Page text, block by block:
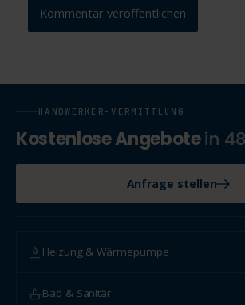
HANDWERKER-VERMITTLUNG
Kostenlose Angebotein
Anfrage stellen
Heizung & Wärmepumpe
Bad & Sanitär